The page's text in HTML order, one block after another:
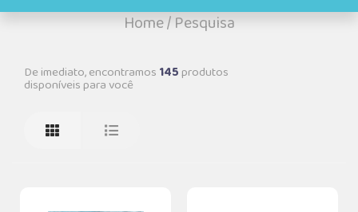
Home/Pesquisa
De imediato, encontramos 145produtos
disponíveis para você